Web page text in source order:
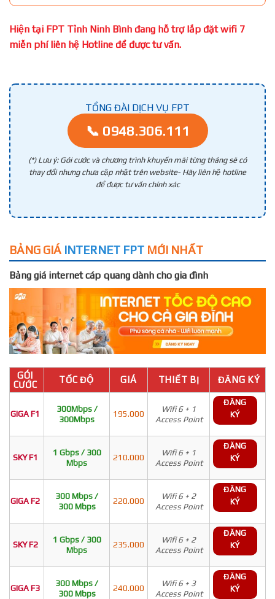
Hiện tại FPT Tỉnh Ninh Bình đang hỗ trợ lắp đặt wifi 7
miễn phí liên hệ Hotline để được tư vấn.
TỔNG ĐÀI DỊCH VỤ FPT
📞 0948.306.111
(*) Lưu ý: Gói cước và chương trình khuyến mãi từng tháng sẽ có
thay đổi nhưng chưa cập nhật trên website- Hãy liên hệ hotline
để được tư vấn chính xác
BẢNG GIÁ INTERNET FPT MỚI NHẤT
Bảng giá internet cáp quang dành cho gia đình
GÓI
CƯỚC
TỐC ĐỘ GIÁ THIẾT BỊ ĐĂNG KÝ
GIGA F1
300Mbps /
300Mbps
195.000
Wifi 6 + 1
Access Point
ĐĂNG
KÝ
SKY F1
1 Gbps / 300
Mbps
210.000
Wifi 6 + 1
Access Point
ĐĂNG
KÝ
GIGA F2
300 Mbps /
300 Mbps
220.000
Wifi 6 + 2
Access Point
ĐĂNG
KÝ
SKY F2
1 Gbps / 300
Mbps
235.000
Wifi 6 + 2
Access Point
ĐĂNG
KÝ
GIGA F3
300 Mbps /
300 Mbps
240.000
Wifi 6 + 3
Access Point
ĐĂNG
KÝ